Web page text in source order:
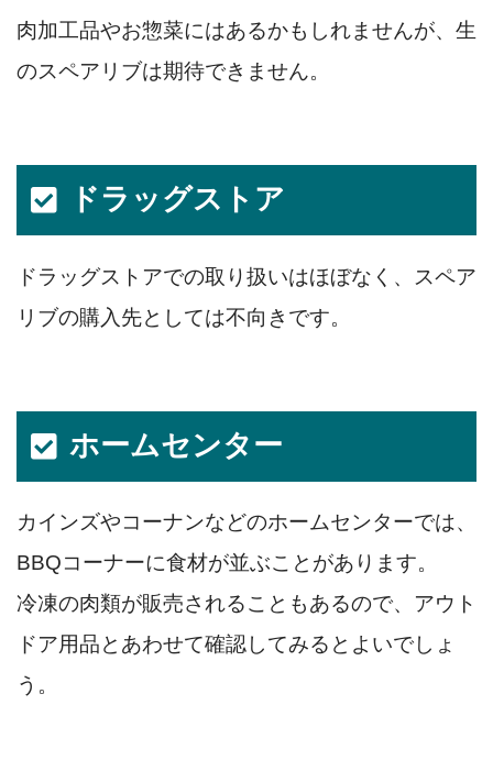
肉加工品やお惣菜にはあるかもしれませんが、生
のスペアリブは期待できません。
ドラッグストア
ドラッグストアでの取り扱いはほぼなく、スペア
リブの購入先としては不向きです。
ホームセンター
カインズやコーナンなどのホームセンターでは、
BBQコーナーに食材が並ぶことがあります。
冷凍の肉類が販売されることもあるので、アウト
ドア用品とあわせて確認してみるとよいでしょ
う。